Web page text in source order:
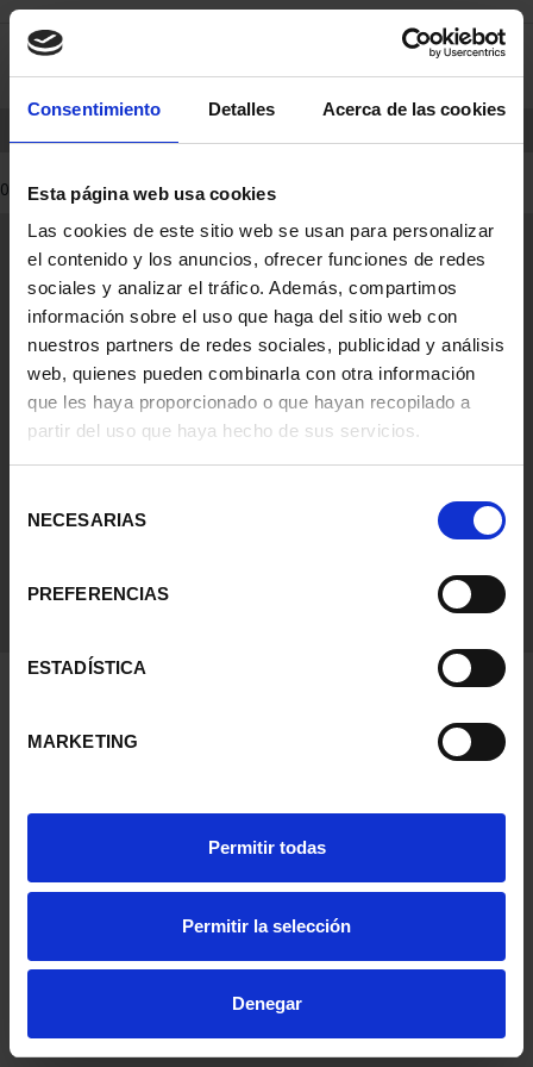
Consentimiento Detalles Acerca de las cookies
Esta página web usa cookies
Las cookies de este sitio web se usan para personalizar
el contenido y los anuncios, ofrecer funciones de redes
sociales y analizar el tráfico. Además, compartimos
información sobre el uso que haga del sitio web con
nuestros partners de redes sociales, publicidad y análisis
web, quienes pueden combinarla con otra información
que les haya proporcionado o que hayan recopilado a
partir del uso que haya hecho de sus servicios.
NECESARIAS
PREFERENCIAS
ESTADÍSTICA
MARKETING
Permitir todas
Permitir la selección
Denegar
Skip
content
Skip
navigation
menu
0
0 Products found
General Information
Contacto
Preguntas Frequentes (FAQs)
Aviso Legal
Condiciones Legales